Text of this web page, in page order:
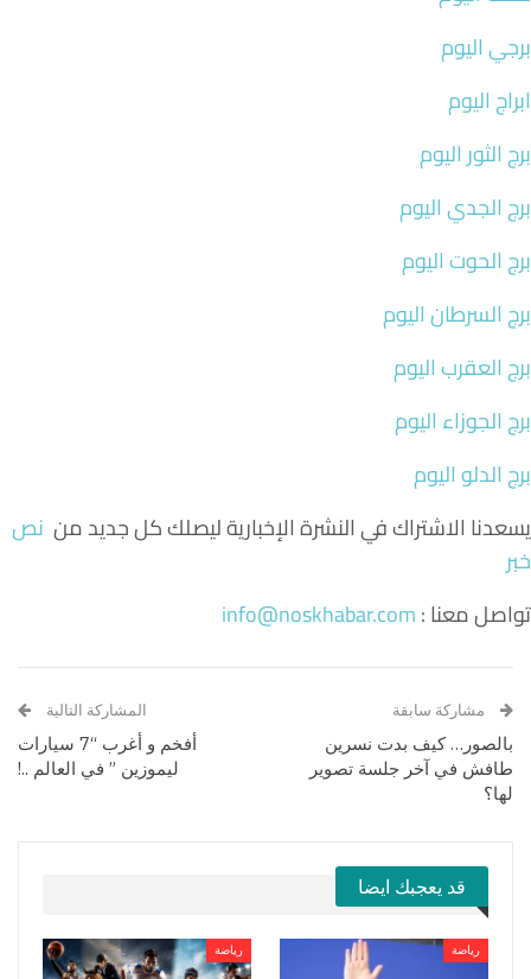
برجي اليوم
ابراج اليوم
برج الثور اليوم
برج الجدي اليوم
برج الحوت اليوم
برج السرطان اليوم
برج العقرب اليوم
برج الجوزاء اليوم
برج الدلو اليوم
يسعدنا الاشتراك في النشرة الإخبارية ليصلك كل جديد من نص
خبر
تواصل معنا :info@noskhabar.com
مشاركة سابقة
بالصور… كيف بدت نسرين
طافش في آخر جلسة تصوير
لها؟
المشاركة التالية
أفخم و أغرب “7 سيارات
ليموزين ” في العالم ..!
قد يعجبك ايضا
رياضة رياضة